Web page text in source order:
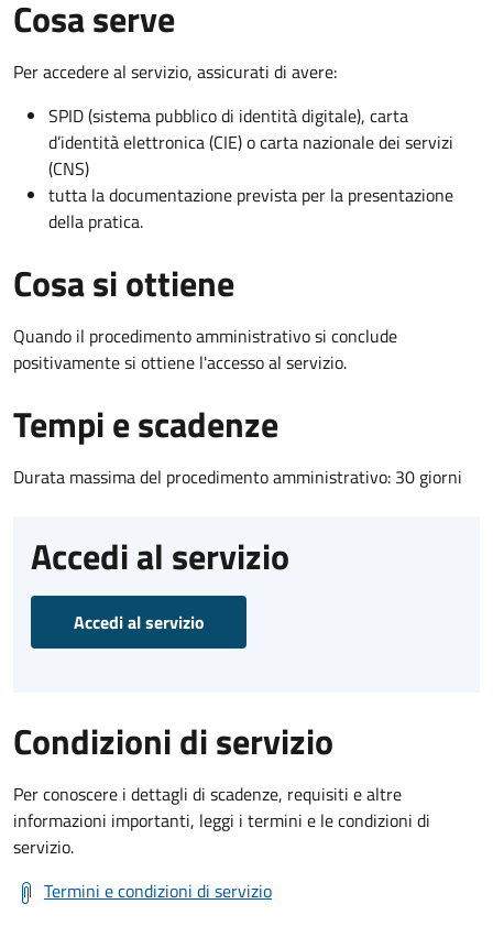
Cosa serve
Per accedere al servizio, assicurati di avere:
SPID (sistema pubblico di identità digitale), carta
d’identità elettronica (CIE) o carta nazionale dei servizi
(CNS)
tutta la documentazione prevista per la presentazione
della pratica.
Cosa si ottiene
Quando il procedimento amministrativo si conclude
positivamente si ottiene l'accesso al servizio.
Tempi e scadenze
Durata massima del procedimento amministrativo: 30 giorni
Accedi al servizio
Accedi al servizio
Condizioni di servizio
Per conoscere i dettagli di scadenze, requisiti e altre
informazioni importanti, leggi i termini e le condizioni di
servizio.
Termini e condizioni di servizio